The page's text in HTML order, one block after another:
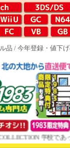
品 / 今年登録・値下
学校であっ